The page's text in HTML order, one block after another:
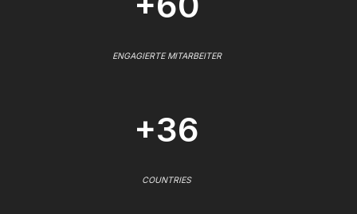
ENGAGIERTE MITARBEITER
+36
COUNTRIES